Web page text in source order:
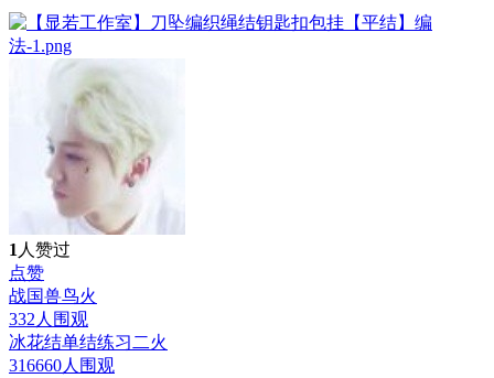
1 人赞过
点赞
战国兽鸟火
332人围观
冰花结单结练习二火
316660人围观